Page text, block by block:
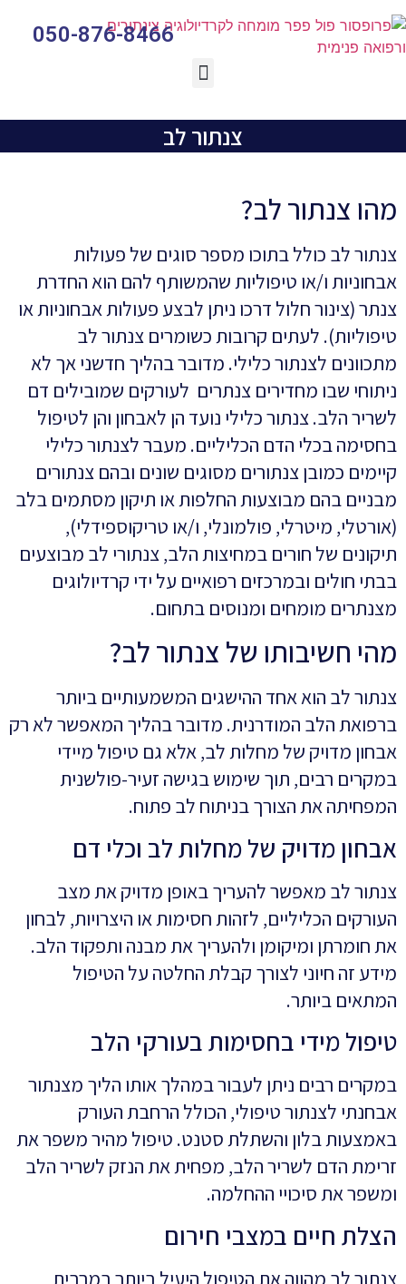
050-876-8466
צנתור לב
מהו צנתור לב?
צנתור לב כולל בתוכו מספר סוגים של פעולות
אבחוניות ו/או טיפוליות שהמשותף להם הוא החדרת
צנתר (צינור חלול דרכו ניתן לבצע פעולות אבחוניות או
טיפוליות). לעתים קרובות כשומרים צנתור לב
מתכוונים לצנתור כלילי. מדובר בהליך חדשני אך לא
ניתוחי שבו מחדירים צנתרים לעורקים שמובילים דם
לשריר הלב. צנתור כלילי נועד הן לאבחון והן לטיפול
בחסימה בכלי הדם הכליליים. מעבר לצנתור כלילי
קיימים כמובן צנתורים מסוגים שונים ובהם צנתורים
מבניים בהם מבוצעות החלפות או תיקון מסתמים בלב
(אורטלי, מיטרלי, פולמונלי, ו/או טריקוספידלי),
תיקונים של חורים במחיצות הלב, צנתורי לב מבוצעים
בבתי חולים ובמרכזים רפואיים על ידי קרדיולוגים
מצנתרים מומחים ומנוסים בתחום.
מהי חשיבותו של צנתור לב?
צנתור לב הוא אחד ההישגים המשמעותיים ביותר
ברפואת הלב המודרנית. מדובר בהליך המאפשר לא רק
אבחון מדויק של מחלות לב, אלא גם טיפול מיידי
במקרים רבים, תוך שימוש בגישה זעיר-פולשנית
המפחיתה את הצורך בניתוח לב פתוח.
אבחון מדויק של מחלות לב וכלי דם
צנתור לב מאפשר להעריך באופן מדויק את מצב
העורקים הכליליים, לזהות חסימות או היצרויות, לבחון
את חומרתן ומיקומן ולהעריך את מבנה ותפקוד הלב.
מידע זה חיוני לצורך קבלת החלטה על הטיפול
המתאים ביותר.
טיפול מידי בחסימות בעורקי הלב
במקרים רבים ניתן לעבור במהלך אותו הליך מצנתור
אבחנתי לצנתור טיפולי, הכולל הרחבת העורק
באמצעות בלון והשתלת סטנט. טיפול מהיר משפר את
זרימת הדם לשריר הלב, מפחית את הנזק לשריר הלב
ומשפר את סיכויי ההחלמה.
הצלת חיים במצבי חירום
צנתור לב מהווה את הטיפול היעיל ביותר במרבית